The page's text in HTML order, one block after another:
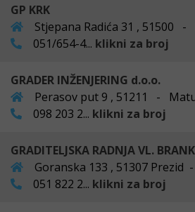
GP KRK
Stjepana Radića 31 , 51500 -
051/654-4... klikni za broj
GRADER INŽENJERING d.o.o.
Perasov put 9 , 51211 -
098 203 2... klikni za broj
GRADITELJSKA RADNJA VL.
Goranska 133 , 51307
051 822 2... klikni za broj